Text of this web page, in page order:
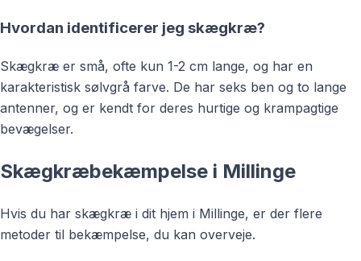
Hvordan identificerer jeg skægkræ?
Skægkræ er små, ofte kun 1-2 cm lange, og har en
karakteristisk sølvgrå farve. De har seks ben og to lange
antenner, og er kendt for deres hurtige og krampagtige
bevægelser.
Skægkræbekæmpelse i Millinge
Hvis du har skægkræ i dit hjem i Millinge, er der flere
metoder til bekæmpelse, du kan overveje.